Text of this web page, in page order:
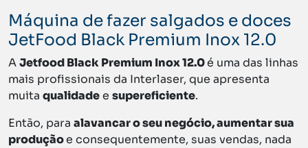
Máquina de fazer salgados e doces
JetFood Black Premium Inox 12.0
AJetfood Black Premium Inox 12.0é uma das linhas
mais profissionais da Interlaser, que apresenta
muita qualidadee supereficiente.
Então, para alavancar o seu negócio, aumentar sua
produçãoe consequentemente, suas vendas, nada